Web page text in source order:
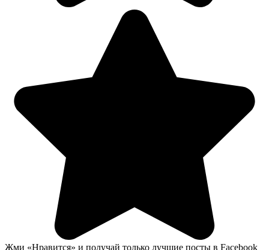
Жми «Нравится» и получай только лучшие посты в Facebook